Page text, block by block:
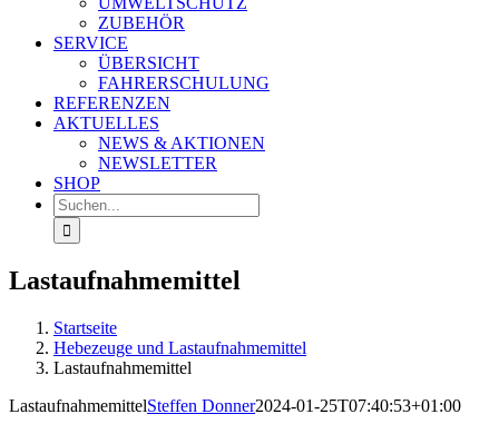
ZUBEHÖR
SERVICE
ÜBERSICHT
FAHRERSCHULUNG
REFERENZEN
AKTUELLES
NEWS & AKTIONEN
NEWSLETTER
SHOP
Suche
nach:
Lastaufnahmemittel
Startseite
Hebezeuge und Lastaufnahmemittel
Lastaufnahmemittel
LastaufnahmemittelSteffen Donner2024-01-25T07:40:53+01:00